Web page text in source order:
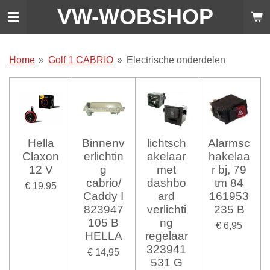
Ga
de
VW-WOBSHOP
Home » Golf 1 CABRIO » Electrische onderdelen
Hella
Claxon
12 V
€ 19,95
Binnenv
erlichtin
g
cabrio/
Caddy I
823947
105 B
HELLA
€ 14,95
lichtsch
akelaar
met
dashbo
ard
verlichti
ng
regelaar
323941
531 G
Alarmsc
hakelaa
r bj, 79
tm 84
161953
235 B
€ 6,95